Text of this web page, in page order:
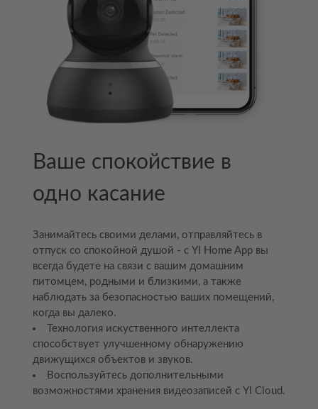
Ваше спокойствие в
одно касание
Занимайтесь своими делами, отправляйтесь в
отпуск со спокойной душой - с YI Home App вы
всегда будете на связи с вашим домашним
питомцем, родными и близкими, а также
наблюдать за безопасностью ваших помещений,
когда вы далеко.
Технология искуственного интеллекта
способствует улучшенному обнаружению
движущихся объектов и звуков.
Воспользуйтесь дополнительными
возможностями хранения видеозаписей с YI Cloud.